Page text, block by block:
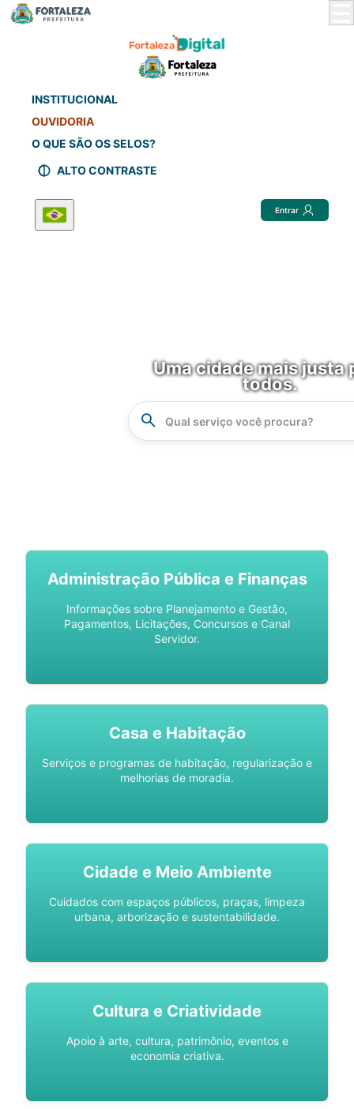
INSTITUCIONAL
OUVIDORIA
O QUE SÃO OS SELOS?
ALTO CONTRASTE
Entrar
Uma cidade mais justa
todos.
Administração Pública e Finanças
Informações sobre Planejamento e Gestão,
Pagamentos, Licitações, Concursos e Canal
Servidor.
Casa e Habitação
Serviços e programas de habitação, regularização e
melhorias de moradia.
Cidade e Meio Ambiente
Cuidados com espaços públicos, praças, limpeza
urbana, arborização e sustentabilidade.
Cultura e Criatividade
Apoio à arte, cultura, patrimônio, eventos e
economia criativa.